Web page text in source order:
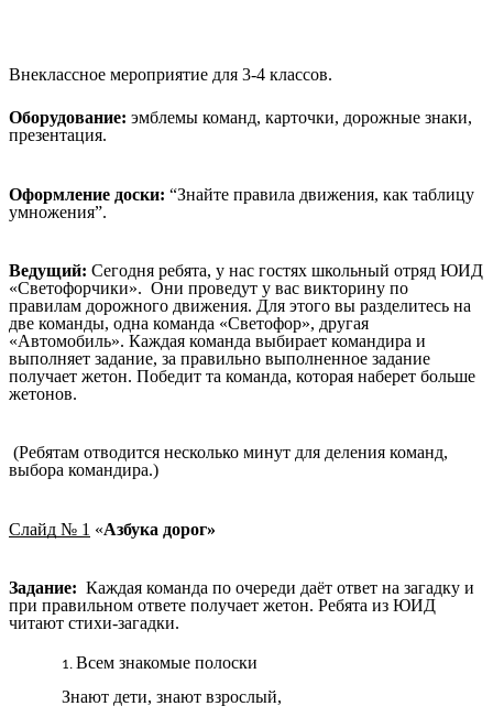
Внеклассное мероприятие для 3-4 классов.
Оборудование: эмблемы команд, карточки, дорожные знаки,
презентация.
Оформление доски: “Знайте правила движения, как таблицу
умножения”.
Ведущий: Сегодня ребята, у нас гостях школьный отряд ЮИД
«Светофорчики». Они проведут у вас викторину по
правилам дорожного движения. Для этого вы разделитесь на
две команды, одна команда «Светофор», другая
«Автомобиль». Каждая команда выбирает командира и
выполняет задание, за правильно выполненное задание
получает жетон. Победит та команда, которая наберет больше
жетонов.
(Ребятам отводится несколько минут для деления команд,
выбора командира.)
Слайд № 1 «Азбука дорог»
Задание: Каждая команда по очереди даёт ответ на загадку и
при правильном ответе получает жетон. Ребята из ЮИД
читают стихи-загадки.
Всем знакомые полоски
Знают дети, знают взрослый,